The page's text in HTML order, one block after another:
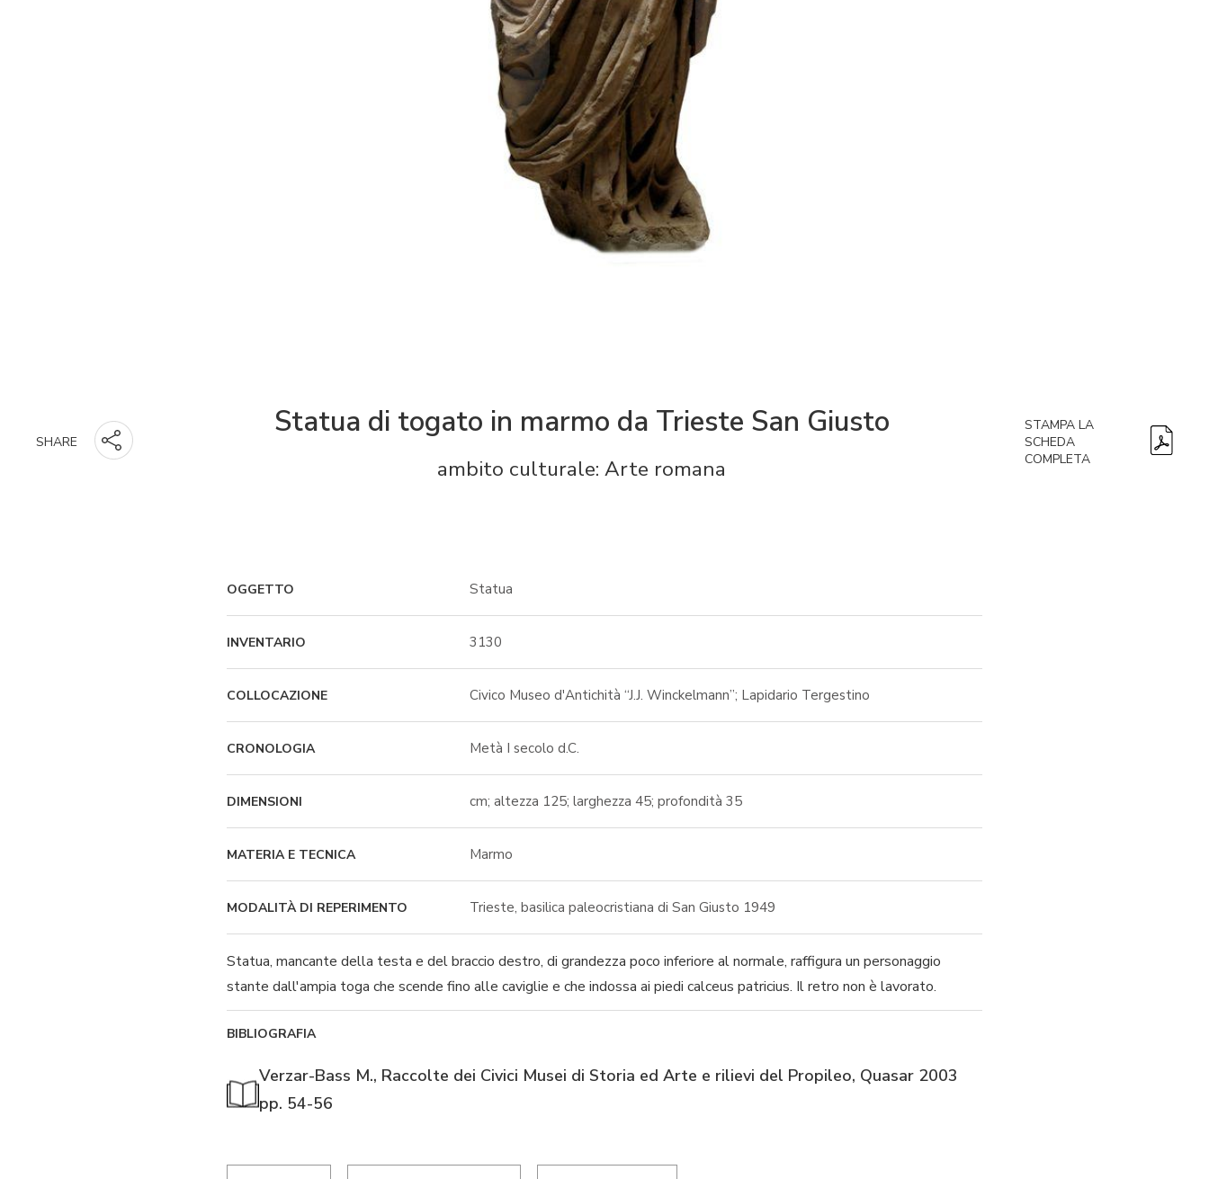
SHARE
Statua di togato in marmo da Trieste San Giusto
ambito culturale: Arte romana
STAMPA LA
SCHEDA
COMPLETA
OGGETTO Statua
INVENTARIO 3130
COLLOCAZIONE Civico Museo d'Antichità “J.J. Winckelmann”; Lapidario Tergestino
CRONOLOGIA Metà I secolo d.C.
DIMENSIONI cm; altezza 125; larghezza 45; profondità 35
MATERIA E TECNICA Marmo
MODALITÀ DI REPERIMENTO Trieste, basilica paleocristiana di San Giusto 1949
Statua, mancante della testa e del braccio destro, di grandezza poco inferiore al normale, raffigura un personaggio
stante dall'ampia toga che scende fino alle caviglie e che indossa ai piedi calceus patricius. Il retro non è lavorato.
BIBLIOGRAFIA
Verzar-Bass M., Raccolte dei Civici Musei di Storia ed Arte e rilievi del Propileo, Quasar 2003
pp. 54-56